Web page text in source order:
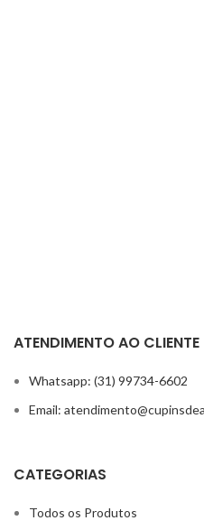
ATENDIMENTO AO CLIENTE
Whatsapp: (31) 99734-6602
Email:
CATEGORIAS
Todos os Produtos